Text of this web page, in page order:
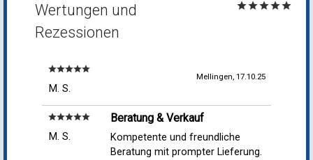
Wertungen und
Rezessionen
starstarstarstarstar
starstarstarstarstar
M. S.
Mellingen, 17.10.25
starstarstarstarstar
M. S.
Beratung & Verkauf
Kompetente und freundliche
Beratung mit prompter Lieferung.